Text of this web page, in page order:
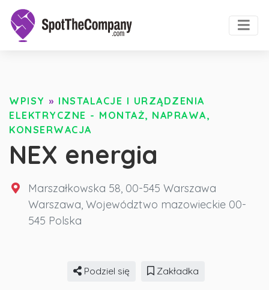
WPISY » INSTALACJE I URZĄDZENIA
ELEKTRYCZNE - MONTAŻ, NAPRAWA,
KONSERWACJA
NEX energia
Marszałkowska 58, 00-545 Warszawa
Warszawa, Województwo mazowieckie 00-
545 Polska
Podziel się Zakładka